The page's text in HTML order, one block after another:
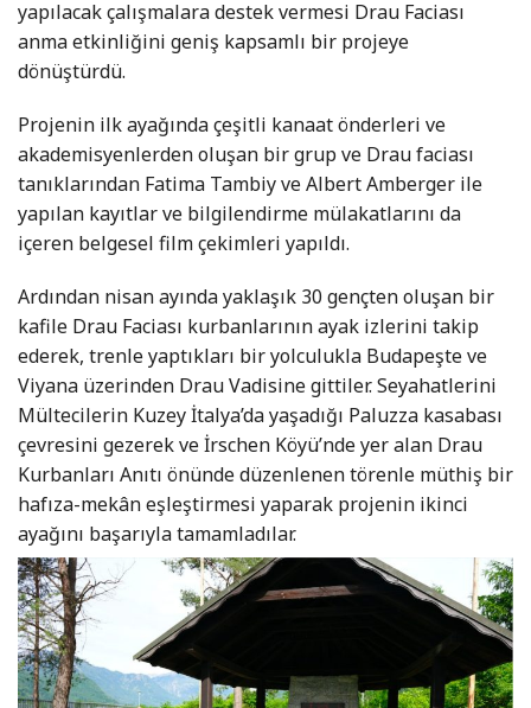
yapılacak çalışmalara destek vermesi Drau Faciası
anma etkinliğini geniş kapsamlı bir projeye
dönüştürdü.
Projenin ilk ayağında çeşitli kanaat önderleri ve
akademisyenlerden oluşan bir grup ve Drau faciası
tanıklarından Fatima Tambiy ve Albert Amberger ile
yapılan kayıtlar ve bilgilendirme mülakatlarını da
içeren belgesel film çekimleri yapıldı.
Ardından nisan ayında yaklaşık 30 gençten oluşan bir
kafile Drau Faciası kurbanlarının ayak izlerini takip
ederek, trenle yaptıkları bir yolculukla Budapeşte ve
Viyana üzerinden Drau Vadisine gittiler. Seyahatlerini
Mültecilerin Kuzey İtalya’da yaşadığı Paluzza kasabası
çevresini gezerek ve İrschen Köyü’nde yer alan Drau
Kurbanları Anıtı önünde düzenlenen törenle müthiş bir
hafıza-mekân eşleştirmesi yaparak projenin ikinci
ayağını başarıyla tamamladılar.